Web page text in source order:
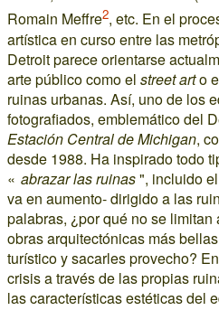
Romain Meffre2, etc. En el
artística en curso entre las
Detroit parece orientarse
arte público como el street arto
ruinas urbanas. Así, uno de los
fotografiados, emblemático del
Estación Central de Michigan,
desde 1988. Ha inspirado todo
« abrazar las ruinas", incluido
va en aumento- dirigido a las
palabras, ¿por qué no se
obras arquitectónicas más
turístico y sacarles provecho?
crisis a través de las propias
las características estéticas del